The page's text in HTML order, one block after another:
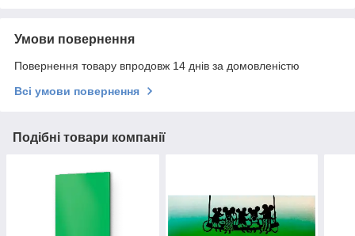
Умови повернення
Повернення товару впродовж 14 днів за домовленістю
Всі умови повернення
Подібні товари компанії